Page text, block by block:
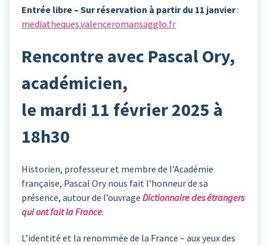
Entrée libre – Sur réservation à partir du 11 janvier:
mediatheques.valenceromansagglo.fr
Rencontre avec Pascal Ory,
académicien,
le mardi 11 février 2025 à
18h30
Historien, professeur et membre de l’Académie
française, Pascal Ory nous fait l’honneur de sa
présence, autour de l’ouvrage Dictionnaire des étrangers
qui ont fait la France.
L’identité et la renommée de la France – aux yeux des